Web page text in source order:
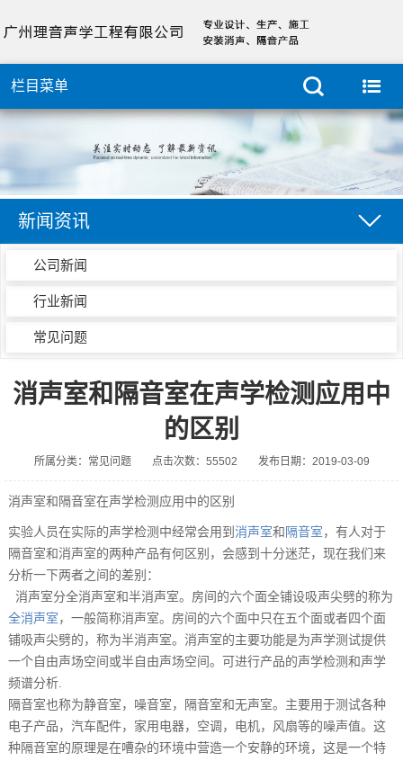
栏目菜单
新闻资讯
公司新闻
行业新闻
常见问题
消声室和隔音室在声学检测应用中
的区别
所属分类：常见问题 点击次数：55502 发布日期：2019-03-09
消声室和隔音室在声学检测应用中的区别
实验人员在实际的声学检测中经常会用到消声室和隔音室，有人对于
隔音室和消声室的两种产品有何区别，会感到十分迷茫，现在我们来
分析一下两者之间的差别：
消声室分全消声室和半消声室。房间的六个面全铺设吸声尖劈的称为
全消声室，一般简称消声室。房间的六个面中只在五个面或者四个面
铺吸声尖劈的，称为半消声室。消声室的主要功能是为声学测试提供
一个自由声场空间或半自由声场空间。可进行产品的声学检测和声学
频谱分析.
隔音室也称为静音室，噪音室，隔音室和无声室。主要用于测试各种
电子产品，汽车配件，家用电器，空调，电机，风扇等的噪声值。这
种隔音室的原理是在嘈杂的环境中营造一个安静的环境，这是一个特